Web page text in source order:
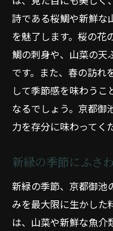
京都御池で
四季の素材
京都御池の
四季の恵みを
京都御池で
京都御池の和食
季節ごとの
京都御池で
四季を通じ
特別な時間
詩である桜鯛や新鮮な
を魅了します。桜の花
鯛の刺身や、山菜の天
です。また、春の訪れ
して季節感を味わうこ
なるでしょう。京都御
力を存分に味わってく
新緑の季節にふさ
新緑の季節、京都御池
みを最大限に生かした
は、山菜や新鮮な魚介